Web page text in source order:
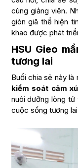
cùng giảng viên.
giòn giã thể hiện
khao được phát
HSU Gieo
tương lai
Buổi chia sẻ này
kiểm soát cảm
nuôi dưỡng lòng
cuộc sống tương